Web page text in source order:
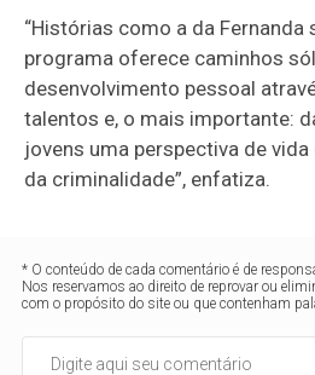
“Histórias como a da Fernanda
programa oferece caminhos
desenvolvimento pessoal
talentos e, o mais importante:
jovens uma perspectiva de
da criminalidade”, enfatiza.
* O conteúdo de cada comentário é de
Nos reservamos ao direito de reprovar ou
com o propósito do site ou que contenham